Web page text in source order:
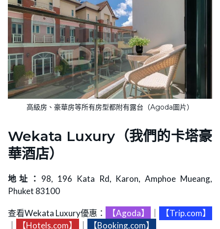
高級房、豪華房等所有房型都附有露台（Agoda圖片）
Wekata Luxury（我們的卡塔豪
華酒店）
地址： 98, 196 Kata Rd, Karon, Amphoe Mueang,
Phuket 83100
查看Wekata Luxury優惠： 【Agoda】
【Trip.com】
【Hotels.com】 【Booking.com】